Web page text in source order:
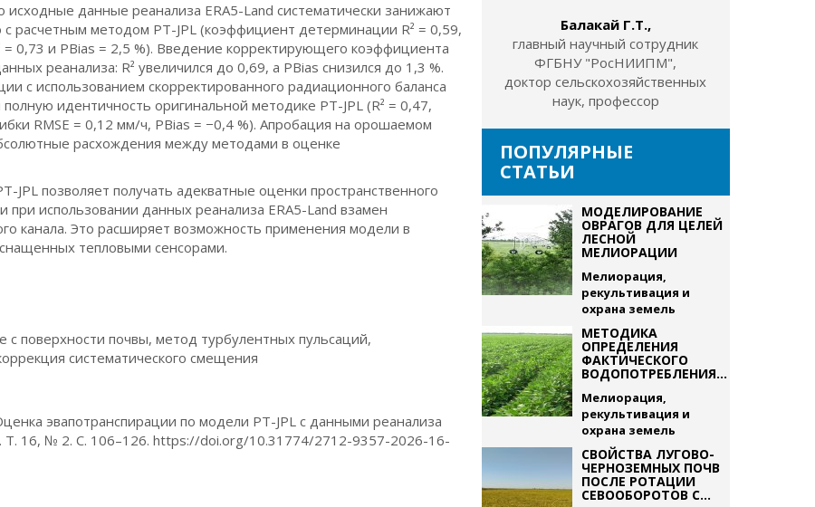
исходные данные реанализа ERA5-Land систематически занижают
расчетным методом PT-JPL (коэффициент детерминации R² = 0,59,
0,73 и PBias = 2,5 %). Введение корректирующего коэффициента
реанализа: R² увеличился до 0,69, а PBias снизился до 1,3 %.
с использованием скорректированного радиационного баланса
идентичность оригинальной методике PT-JPL (R² = 0,47,
RMSE = 0,12 мм/ч, PBias = −0,4 %). Апробация на орошаемом
расхождения между методами в оценке
позволяет получать адекватные оценки пространственного
использовании данных реанализа ERA5-Land взамен
канала. Это расширяет возможность применения модели в
тепловыми сенсорами.
поверхности почвы, метод турбулентных пульсаций,
систематического смещения
эвапотранспирации по модели PT-JPL с данными реанализа
Т. 16, № 2. С. 106–126. https://doi.org/10.31774/2712-9357-2026-16-
Балакай Г.Т.,
главный научный сотрудник
ФГБНУ "РосНИИПМ",
доктор сельскохозяйственных
наук, профессор
ПОПУЛЯРНЫЕ
СТАТЬИ
МОДЕЛИРОВАНИЕ
ОВРАГОВ ДЛЯ ЦЕЛЕЙ
ЛЕСНОЙ
МЕЛИОРАЦИИ
Мелиорация,
рекультивация и
охрана земель
МЕТОДИКА
ОПРЕДЕЛЕНИЯ
ФАКТИЧЕСКОГО
ВОДОПОТРЕБЛЕНИЯ...
Мелиорация,
рекультивация и
охрана земель
СВОЙСТВА ЛУГОВО-
ЧЕРНОЗЕМНЫХ ПОЧВ
ПОСЛЕ РОТАЦИИ
СЕВООБОРОТОВ С...